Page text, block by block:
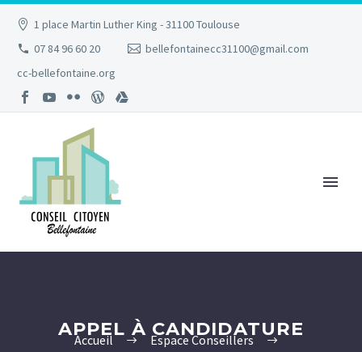
1 place Martin Luther King - 31100 Toulouse
07 84 96 60 20
bellefontainecc31100@gmail.com
cc-bellefontaine.org
APPEL À CANDIDATURE
Accueil
Espace Conseillers